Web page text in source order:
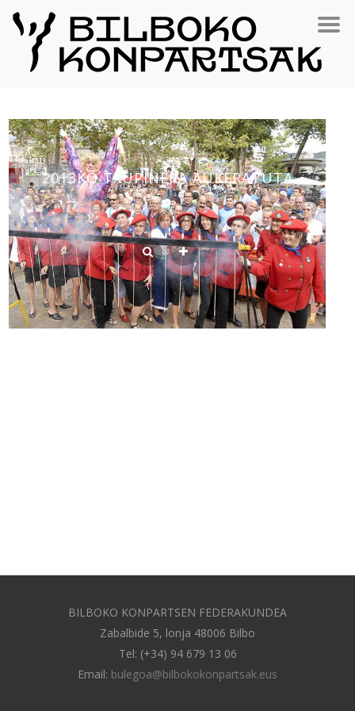
2013KO TXUPINERA AUKERATUTA
BILBOKO KONPARTSEN FEDERAKUNDEA
Zabalbide 5, lonja 48006 Bilbo
Tel: (+34) 94 679 13 06
Email: bulegoa@bilbokokonpartsak.eus